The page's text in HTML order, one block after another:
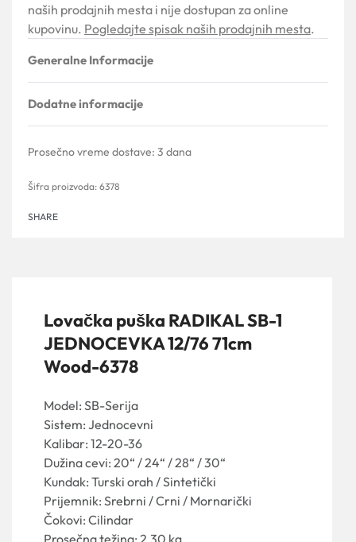
naših prodajnih mesta i nije dostupan za online
kupovinu. Pogledajte spisak naših prodajnih mesta.
Generalne Informacije
Dodatne informacije
Prosečno vreme dostave: 3 dana
6378
SHARE
Lovačka puška RADIKAL SB-1
JEDNOCEVKA 12/76 71cm
Wood-6378
Model: SB-Serija
Sistem: Jednocevni
Kalibar: 12-20-36
Dužina cevi: 20“ / 24“ / 28“ / 30“
Kundak: Turski orah / Sintetički
Prijemnik: Srebrni / Crni / Mornarički
Čokovi: Cilindar
Prosečna težina: 2,30 kg